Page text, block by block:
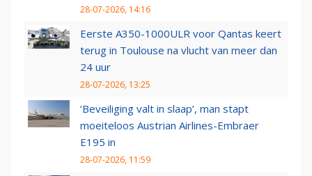
28-07-2026, 14:16
Eerste A350-1000ULR voor Qantas keert
terug in Toulouse na vlucht van meer dan
24 uur
28-07-2026, 13:25
‘Beveiliging valt in slaap’, man stapt
moeiteloos Austrian Airlines-Embraer
E195 in
28-07-2026, 11:59